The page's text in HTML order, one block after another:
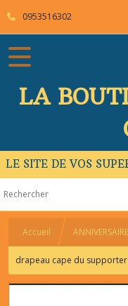
0953516302
LA
LE SITE DE VOS
Accueil
drapeau cape du